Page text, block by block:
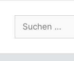
Suchen
nach: